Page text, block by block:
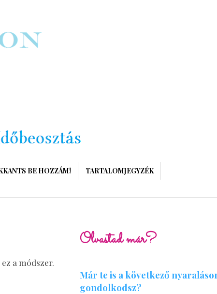
BE HOZZÁM!
TARTALOMJEGYZÉK
a módszer.
Olvastad már?
Már te is a következő
gondolkodsz?